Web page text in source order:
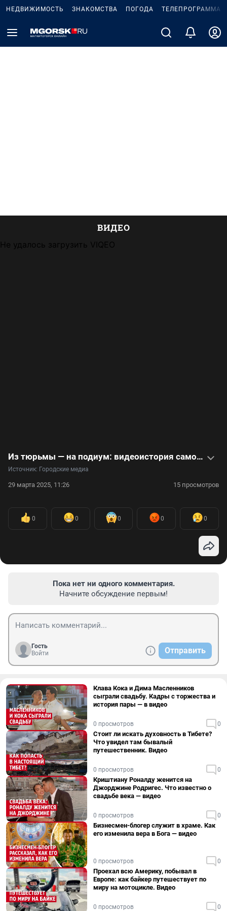
НЕДВИЖИМОСТЬ ЗНАКОМСТВА ПОГОДА ТЕЛЕПРОГРАММА
ВИДЕО
Не удалось загрузить VIQEO
Из тюрьмы — на подиум: видеоистория самого красивого преступника Джереми Микса
Источник: Городские медиа
29 марта 2025, 11:26 15 просмотров
0 0 0 0 0
Пока нет ни одного комментария.
Начните обсуждение первым!
Гость
Войти
Отправить
Клава Кока и Дима Масленников
сыграли свадьбу. Кадры с торжества и
история пары — в видео
0 просмотров 0
Стоит ли искать духовность в Тибете?
Что увидел там бывалый
путешественник. Видео
0 просмотров 0
Криштиану Роналду женится на
Джорджине Родригес. Что известно о
свадьбе века — видео
0 просмотров 0
Бизнесмен-блогер служит в храме. Как
его изменила вера в Бога — видео
0 просмотров 0
Проехал всю Америку, побывал в
Европе: как байкер путешествует по
миру на мотоцикле. Видео
0 просмотров 0